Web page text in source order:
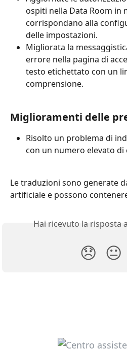
ospiti nella Data Room in
corrispondano alla
delle impostazioni.
Migliorata la
errore nella pagina di
testo etichettato con un
comprensione.
Miglioramenti delle
Risolto un problema di
con un numero elevato di
Le traduzioni sono generate
artificiale e possono
Hai ricevuto la risposta
😞 😐